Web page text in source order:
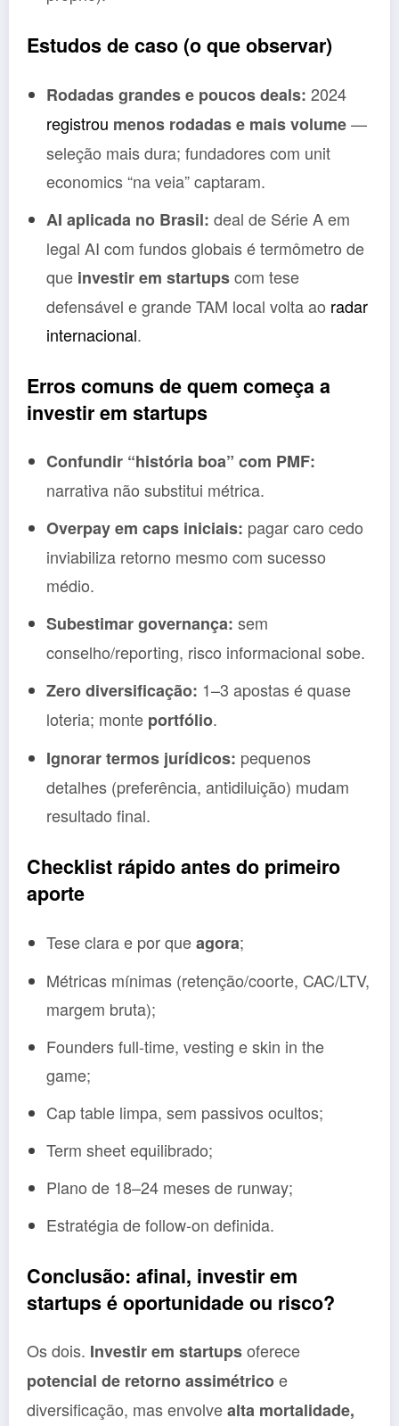
Estudos de caso (o que observar)
Rodadas grandes e poucos deals: 2024
registrou menos rodadas e mais volume—
seleção mais dura; fundadores com unit
economics “na veia” captaram.
AI aplicada no Brasil: deal de Série A em
legal AI com fundos globais é termômetro de
que investir em startupscom tese
defensável e grande TAM local volta ao radar
internacional.
Erros comuns de quem começa a
investir em startups
Confundir “história boa” com PMF:
narrativa não substitui métrica.
Overpay em caps iniciais: pagar caro cedo
inviabiliza retorno mesmo com sucesso
médio.
Subestimar governança: sem
conselho/reporting, risco informacional sobe.
Zero diversificação: 1–3 apostas é quase
loteria; monte portfólio.
Ignorar termos jurídicos: pequenos
detalhes (preferência, antidiluição) mudam
resultado final.
Checklist rápido antes do primeiro
aporte
Tese clara e por queagora;
Métricas mínimas (retenção/coorte, CAC/LTV,
margem bruta);
Founders full-time, vesting e skin in the
game;
Cap table limpa, sem passivos ocultos;
Term sheet equilibrado;
Plano de 18–24 meses de runway;
Estratégia de follow-on definida.
Conclusão: afinal, investir em
startups é oportunidade ou risco?
Os dois. Investir em startupsoferece
potencial de retorno assimétricoe
diversificação, mas envolvealta mortalidade,